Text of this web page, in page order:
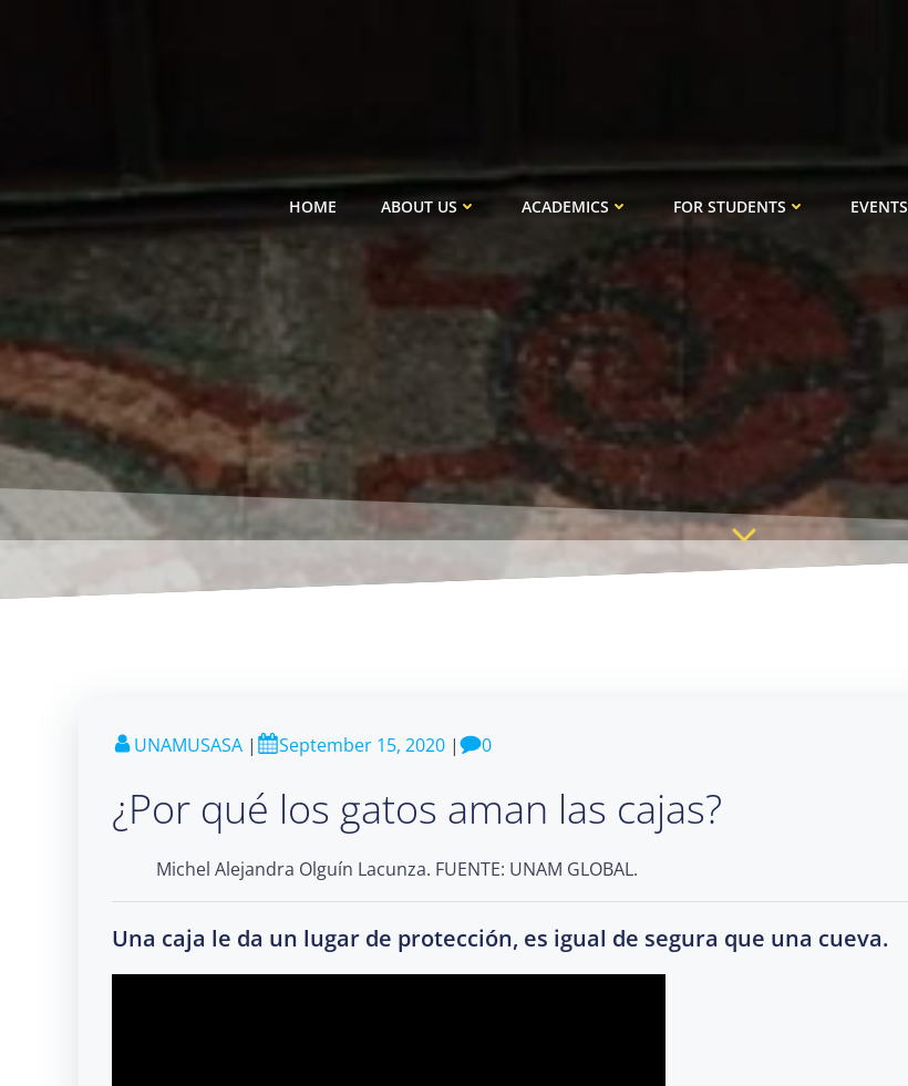
HOME ABOUT US ACADEMICS FOR STUDENTS EVENTS
UNAMUSASA | September 15, 2020 | 0
¿Por qué los gatos aman las cajas?
Michel Alejandra Olguín Lacunza. FUENTE: UNAM GLOBAL.
Una caja le da un lugar de protección, es igual de segura que una cueva.